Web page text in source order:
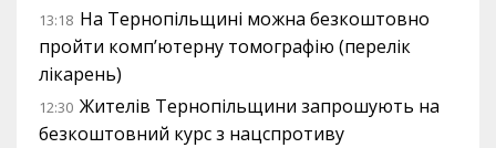
13:18 На Тернопільщині можна безкоштовно
пройти комп’ютерну томографію (перелік
лікарень)
12:30 Жителів Тернопільщини запрошують на
безкоштовний курс з нацспротиву